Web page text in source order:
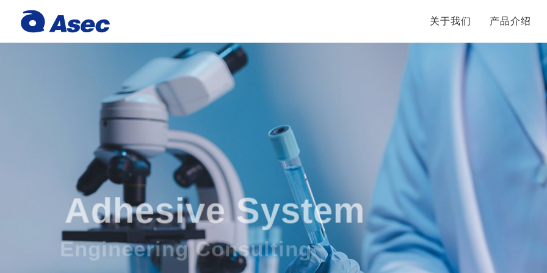
关于我们 产品介绍
Adhesive System
Engineering Consulting